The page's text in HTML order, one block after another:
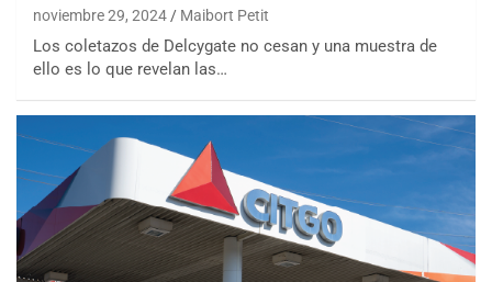
noviembre 29, 2024 Maibort Petit
Los coletazos de Delcygate no cesan y una muestra de
ello es lo que revelan las…